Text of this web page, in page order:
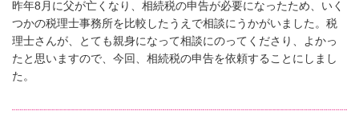
昨年8月に父が亡くなり、相続税の申告が必要になったため、いく
つかの税理士事務所を比較したうえで相談にうかがいました。税
理士さんが、とても親身になって相談にのってくださり、よかっ
たと思いますので、今回、相続税の申告を依頼することにしまし
た。